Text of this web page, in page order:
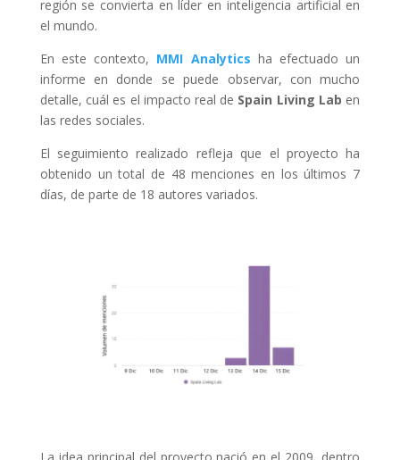
región se convierta en líder en inteligencia artificial en
el mundo.
En este contexto, MMI Analytics ha efectuado un
informe en donde se puede observar, con mucho
detalle, cuál es el impacto real de Spain Living Lab en
las redes sociales.
El seguimiento realizado refleja que el proyecto ha
obtenido un total de 48 menciones en los últimos 7
días, de parte de 18 autores variados.